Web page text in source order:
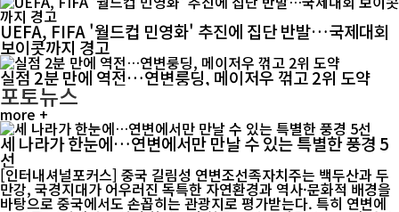
UEFA, FIFA '월드컵 민영화' 추진에 집단 반발…국제대회
보이콧까지 경고
실점 2분 만에 역전…연변룽딩, 메이저우 꺾고 2위 도약
포토뉴스
more +
세 나라가 한눈에…연변에서만 만날 수 있는 특별한 풍경 5
선
[인터내셔널포커스] 중국 길림성 연변조선족자치주는 백두산과 두
만강, 국경지대가 어우러진 독특한 자연환경과 역사·문화적 배경을
바탕으로 중국에서도 손꼽히는 관광지로 평가받는다. 특히 연변에